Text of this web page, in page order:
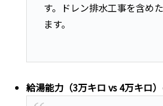
す。ドレン排水工事を含め
ます。
給湯能力（3万キロ vs 4万キロ